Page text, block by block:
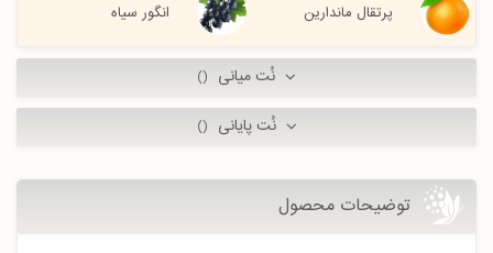
پرتقال ماندارین انگور سیاه
نُت میانی ()
نُت پایانی ()
توضیحات محصول